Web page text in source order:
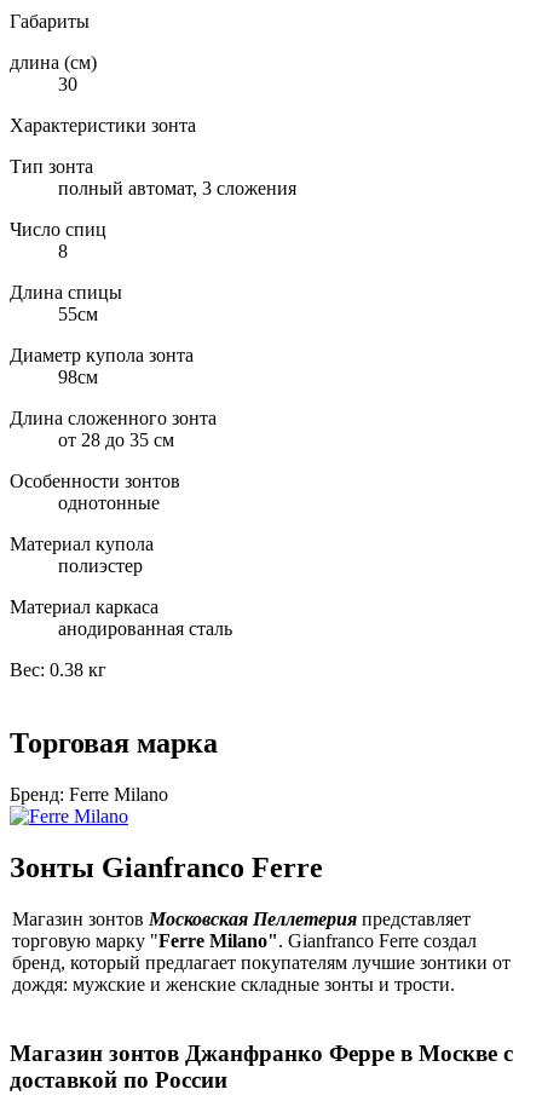
Габариты
длина (см)
30
Характеристики зонта
Тип зонта
полный автомат, 3 сложения
Число спиц
8
Длина спицы
55см
Диаметр купола зонта
98см
Длина сложенного зонта
от 28 до 35 см
Особенности зонтов
однотонные
Материал купола
полиэстер
Материал каркаса
анодированная сталь
Вес: 0.38 кг
Торговая марка
Бренд: Ferre Milano
Зонты Gianfranco Ferre
Магазин зонтов Московская Пеллетерия представляет
торговую марку "Ferre Milano". Gianfranco Ferre создал
бренд, который предлагает покупателям лучшие зонтики от
дождя: мужские и женские складные зонты и трости.
Магазин зонтов Джанфранко Ферре в Москве с
доставкой по России